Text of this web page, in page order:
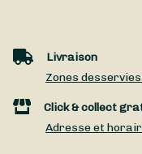
Livraison
Zones
Click & collect
Adresse et